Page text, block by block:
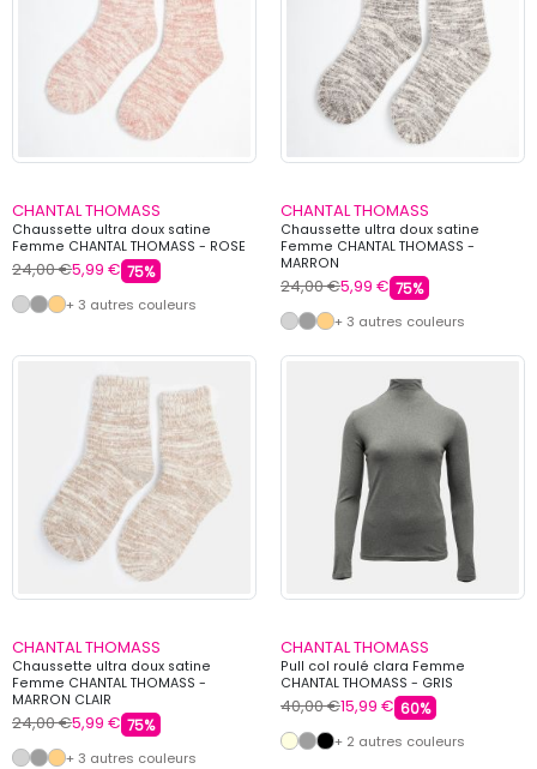
CHANTAL THOMASS
Chaussette ultra doux satine
Femme CHANTAL THOMASS - ROSE
24,00 €5,99 € 75%
+ 3 autres couleurs
CHANTAL THOMASS
Chaussette ultra doux satine
Femme CHANTAL THOMASS -
MARRON
24,00 €5,99 € 75%
+ 3 autres couleurs
CHANTAL THOMASS
Chaussette ultra doux satine
Femme CHANTAL THOMASS -
MARRON CLAIR
24,00 €5,99 € 75%
+ 3 autres couleurs
CHANTAL THOMASS
Pull col roulé clara Femme
CHANTAL THOMASS - GRIS
40,00 €15,99 € 60%
+ 2 autres couleurs